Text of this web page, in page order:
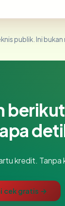
publik. Ini bukan
kredit.
cek gratis →